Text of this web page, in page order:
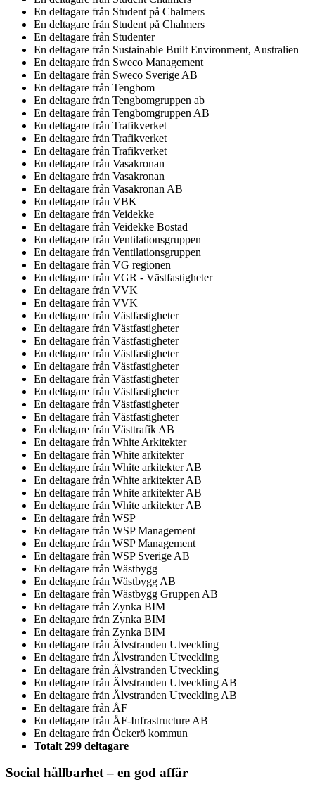
En deltagare från Student på Chalmers
En deltagare från Student på Chalmers
En deltagare från Studenter
En deltagare från Sustainable Built Environment, Australien
En deltagare från Sweco Management
En deltagare från Sweco Sverige AB
En deltagare från Tengbom
En deltagare från Tengbomgruppen ab
En deltagare från Tengbomgruppen AB
En deltagare från Trafikverket
En deltagare från Trafikverket
En deltagare från Trafikverket
En deltagare från Vasakronan
En deltagare från Vasakronan
En deltagare från Vasakronan AB
En deltagare från VBK
En deltagare från Veidekke
En deltagare från Veidekke Bostad
En deltagare från Ventilationsgruppen
En deltagare från Ventilationsgruppen
En deltagare från VG regionen
En deltagare från VGR - Västfastigheter
En deltagare från VVK
En deltagare från VVK
En deltagare från Västfastigheter
En deltagare från Västfastigheter
En deltagare från Västfastigheter
En deltagare från Västfastigheter
En deltagare från Västfastigheter
En deltagare från Västfastigheter
En deltagare från Västfastigheter
En deltagare från Västfastigheter
En deltagare från Västfastigheter
En deltagare från Västtrafik AB
En deltagare från White Arkitekter
En deltagare från White arkitekter
En deltagare från White arkitekter AB
En deltagare från White arkitekter AB
En deltagare från White arkitekter AB
En deltagare från White arkitekter AB
En deltagare från WSP
En deltagare från WSP Management
En deltagare från WSP Management
En deltagare från WSP Sverige AB
En deltagare från Wästbygg
En deltagare från Wästbygg AB
En deltagare från Wästbygg Gruppen AB
En deltagare från Zynka BIM
En deltagare från Zynka BIM
En deltagare från Zynka BIM
En deltagare från Älvstranden Utveckling
En deltagare från Älvstranden Utveckling
En deltagare från Älvstranden Utveckling
En deltagare från Älvstranden Utveckling AB
En deltagare från Älvstranden Utveckling AB
En deltagare från ÅF
En deltagare från ÅF-Infrastructure AB
En deltagare från Öckerö kommun
Totalt 299 deltagare
Social hållbarhet – en god affär